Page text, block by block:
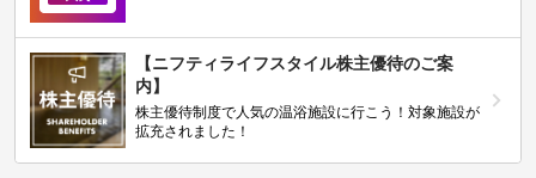
【ニフティライフスタイル株主優待のご案
内】
株主優待制度で人気の温浴施設に行こう！対象施設が
拡充されました！